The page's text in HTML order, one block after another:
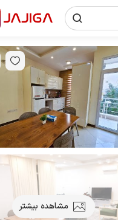
مشاهده بیشتر